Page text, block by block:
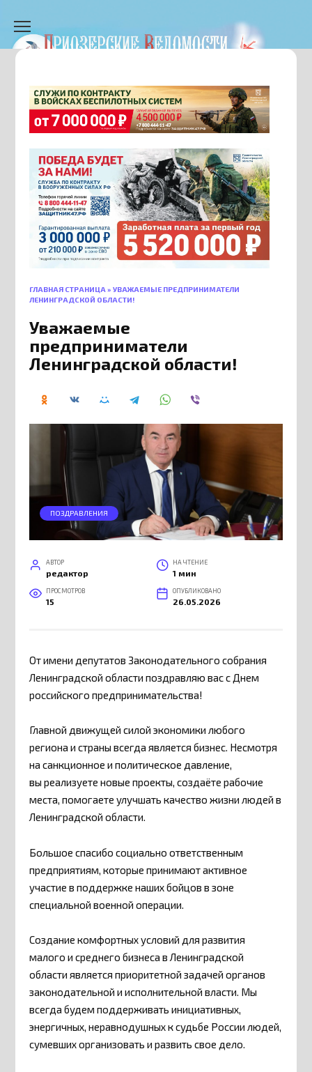
содержанию
ГЛАВНАЯ СТРАНИЦА »УВАЖАЕМЫЕ ПРЕДПРИНИМАТЕЛИ
ЛЕНИНГРАДСКОЙ ОБЛАСТИ!
Уважаемые
предприниматели
Ленинградской области!
ПОЗДРАВЛЕНИЯ
АВТОР
редактор
НА ЧТЕНИЕ
1 мин
ПРОСМОТРОВ
15
ОПУБЛИКОВАНО
26.05.2026
От имени депутатов Законодательного собрания
Ленинградской области поздравляю вас с Днем
российского предпринимательства!
Главной движущей силой экономики любого
региона и страны всегда является бизнес. Несмотря
на санкционное и политическое давление,
вы реализуете новые проекты, создаёте рабочие
места, помогаете улучшать качество жизни людей в
Ленинградской области.
Большое спасибо социально ответственным
предприятиям, которые принимают активное
участие в поддержке наших бойцов в зоне
специальной военной операции.
Создание комфортных условий для развития
малого и среднего бизнеса в Ленинградской
области является приоритетной задачей органов
законодательной и исполнительной власти. Мы
всегда будем поддерживать инициативных,
энергичных, неравнодушных к судьбе России людей,
сумевших организовать и развить свое дело.